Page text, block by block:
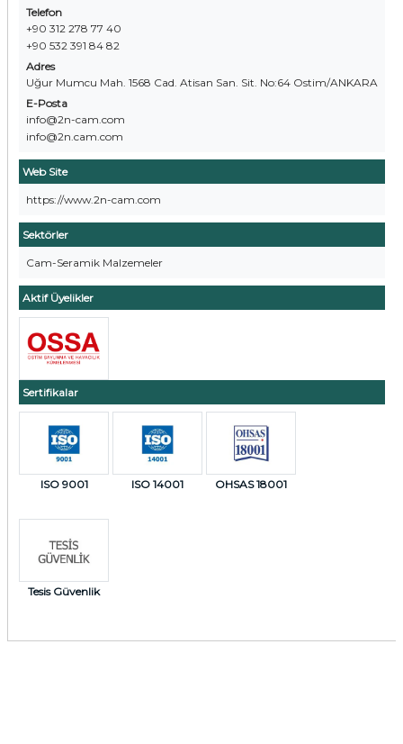
Telefon
+90 312 278 77 40
+90 532 391 84 82
Adres
Uğur Mumcu Mah. 1568 Cad. Atisan San. Sit. No:64 Ostim/ANKARA
E-Posta
info@2n-cam.com
info@2n.cam.com
Web Site
https://www.2n-cam.com
Sektörler
Cam-Seramik Malzemeler
Aktif Üyelikler
Sertifikalar
ISO 9001 ISO 14001 OHSAS 18001
Tesis Güvenlik